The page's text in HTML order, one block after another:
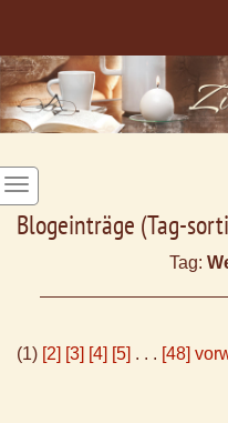
Blogeinträge (Tag-
Tag:
(1) [2] [3] [4] [5] . . . [48]